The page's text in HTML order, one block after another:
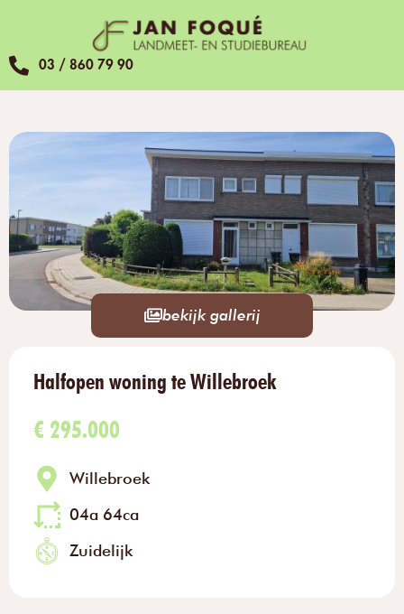
03 / 860 79 90
bekijk gallerij
Halfopen woning te Willebroek
€ 295.000
Willebroek
04a 64ca
Zuidelijk